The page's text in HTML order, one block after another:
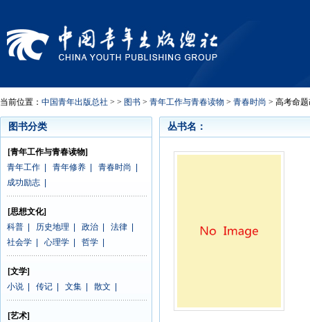
当前位置： 中国青年出版总社 > > 图书 > 青年工作与青春读物 > 青春时尚 > 高考命
图书分类
[青年工作与青春读物]
青年工作
青年修养 青春时尚
成功励志
[思想文化]
科普
历史地理 政治 法律
社会学
心理学 哲学
[文学]
小说
传记 文集 散文
[艺术]
丛书名：